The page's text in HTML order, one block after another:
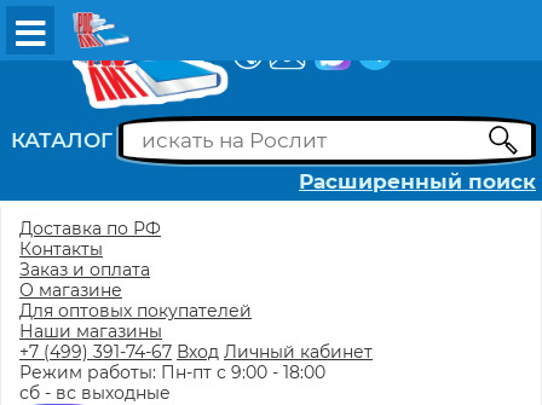
КАТАЛОГ
Расширенный поиск
Доставка по РФ
Контакты
Заказ и оплата
О магазине
Для оптовых покупателей
Наши магазины
+7 (499) 391-74-67 Вход Личный кабинет
Режим работы: Пн-пт с 9:00 - 18:00
сб - вс выходные